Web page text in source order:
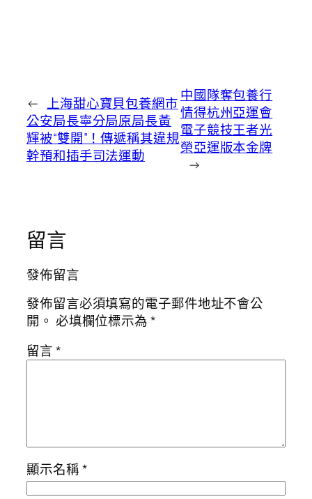
← 上海甜心寶貝包養網市
公安局長寧分局原局長黃
輝被“雙開”！傳遞稱其違規
幹預和插手司法運動
中國隊奪包養行
情得杭州亞運會
電子競技王者光
榮亞運版本金牌
→
留言
發佈留言
發佈留言必須填寫的電子郵件地址不會公
開。 必填欄位標示為*
留言*
顯示名稱*